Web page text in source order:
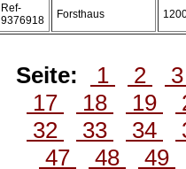
Ref-
9376918
Forsthaus
Seite: 1 2
17
18 19
32
33 34
47
48
49